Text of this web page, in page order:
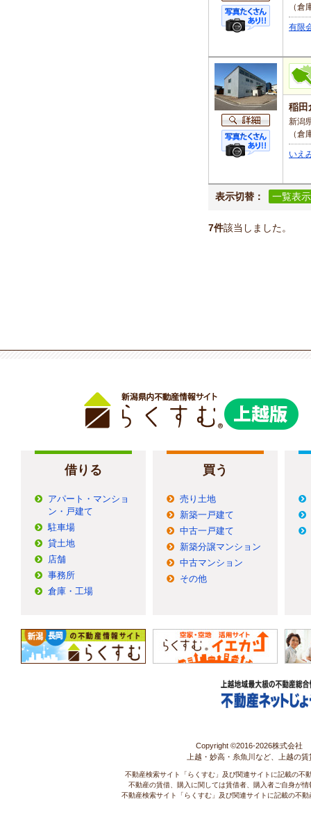
（
有限
稲田
新潟
（
いえ
表示切替： 一覧表示
7件該当しました。
借りる
アパート・マンショ
ン・戸建て
駐車場
貸土地
店舗
事務所
倉庫・工場
買う
売り土地
新築一戸建て
中古一戸建て
新築分譲マンション
中古マンション
その他
Copyright ©2016-2026株式会社
上越・妙高・糸魚川など、上越の
不動産検索サイト「らくすむ」及び関連サイトに記載の不
不動産の賃借、購入に関しては賃借者、購入者ご自身が
不動産検索サイト「らくすむ」及び関連サイトに記載の不